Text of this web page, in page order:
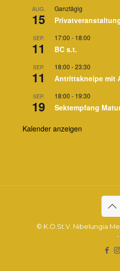
AUG.
15
Ganztägig
SEP.
11
17:00 - 18:00
BC s.t.
SEP.
11
18:00 -23:30
Antrittskneipe mit
SEP.
19
18:00 - 19:30
Sektempfang
Kalender anzeigen
© K.Ö.St.V. Nibelungia
-